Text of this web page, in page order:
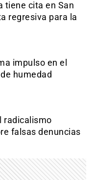
tiene cita en San
regresiva para la
impulso en el
humedad
radicalismo
falsas denuncias